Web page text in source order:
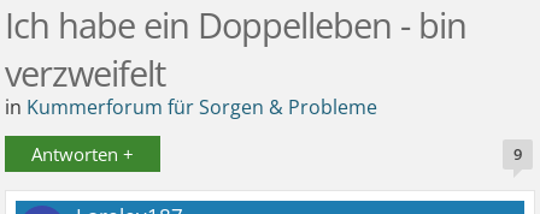
Ich habe ein Doppelleben - bin
verzweifelt
in Kummerforum für Sorgen & Probleme
Antworten + 9